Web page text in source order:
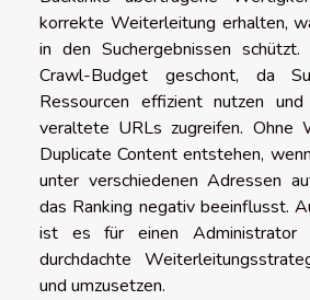
korrekte Weiterleitung erhalten,
in den Suchergebnissen
Crawl-Budget geschont, da
Ressourcen effizient nutzen
veraltete URLs zugreifen. Ohne
Duplicate Content entstehen,
unter verschiedenen Adressen
das Ranking negativ beeinflusst.
ist es für einen Administrator
durchdachte
und umzusetzen.